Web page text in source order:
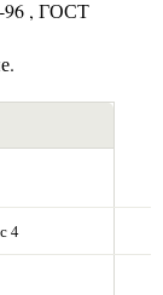
96 , ГОСТ
4